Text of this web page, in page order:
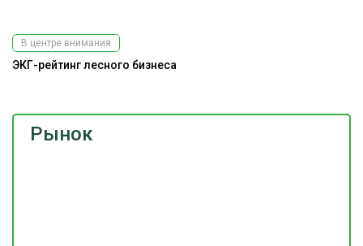
Рынок
В центре внимания
ЭКГ-рейтинг лесного бизнеса